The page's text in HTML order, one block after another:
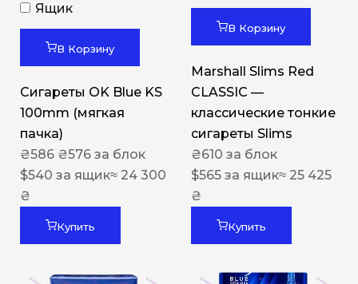
Ящик
В Корзину
Сигареты OK Blue KS
100mm (мягкая
пачка)
₴586 ₴576 за блок
$540 за ящик≈ 24 300
₴
Купить
В Корзину
Marshall Slims Red
CLASSIC —
классические тонкие
сигареты Slims
₴610 за блок
$565 за ящик≈ 25 425
₴
Купить